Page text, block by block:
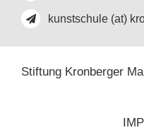
kunstschule (at)
Stiftung Kronberger